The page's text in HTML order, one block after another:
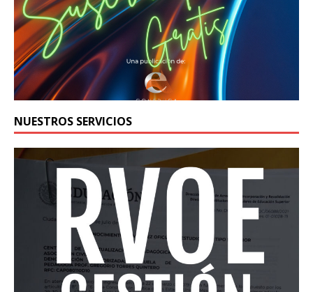
NUESTROS SERVICIOS